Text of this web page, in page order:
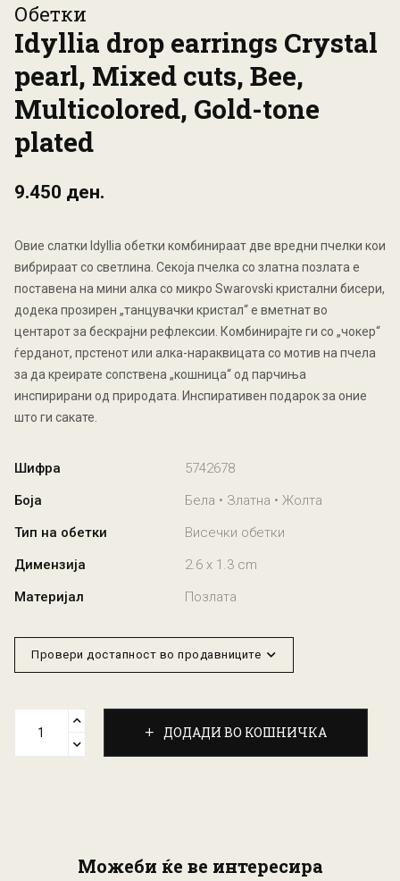
Обетки
Idyllia drop earrings Crystal
pearl, Mixed cuts, Bee,
Multicolored, Gold-tone
plated
9.450 ден.
Овие слатки Idyllia обетки комбинираат две вредни пчелки кои
вибрираат со светлина. Секоја пчелка со златна позлата е
поставена на мини алка со микро Swarovski кристални бисери,
додека прозирен „танцувачки кристал“ е вметнат во
центарот за бескрајни рефлексии. Комбинирајте ги со „чокер“
ѓерданот, прстенот или алка-нараквицата со мотив на пчела
за да креирате сопствена „кошница“ од парчиња
инспирирани од природата. Инспиративен подарок за оние
што ги сакате.
Шифра
5742678
Боја
Бела • Златна • Жолта
Тип на обетки
Висечки обетки
Димензија
2.6 x 1.3 cm
Материјал
Позлата
Провери достапност во продавниците
ДОДАДИ ВО КОШНИЧКА
Можеби ќе ве интересира